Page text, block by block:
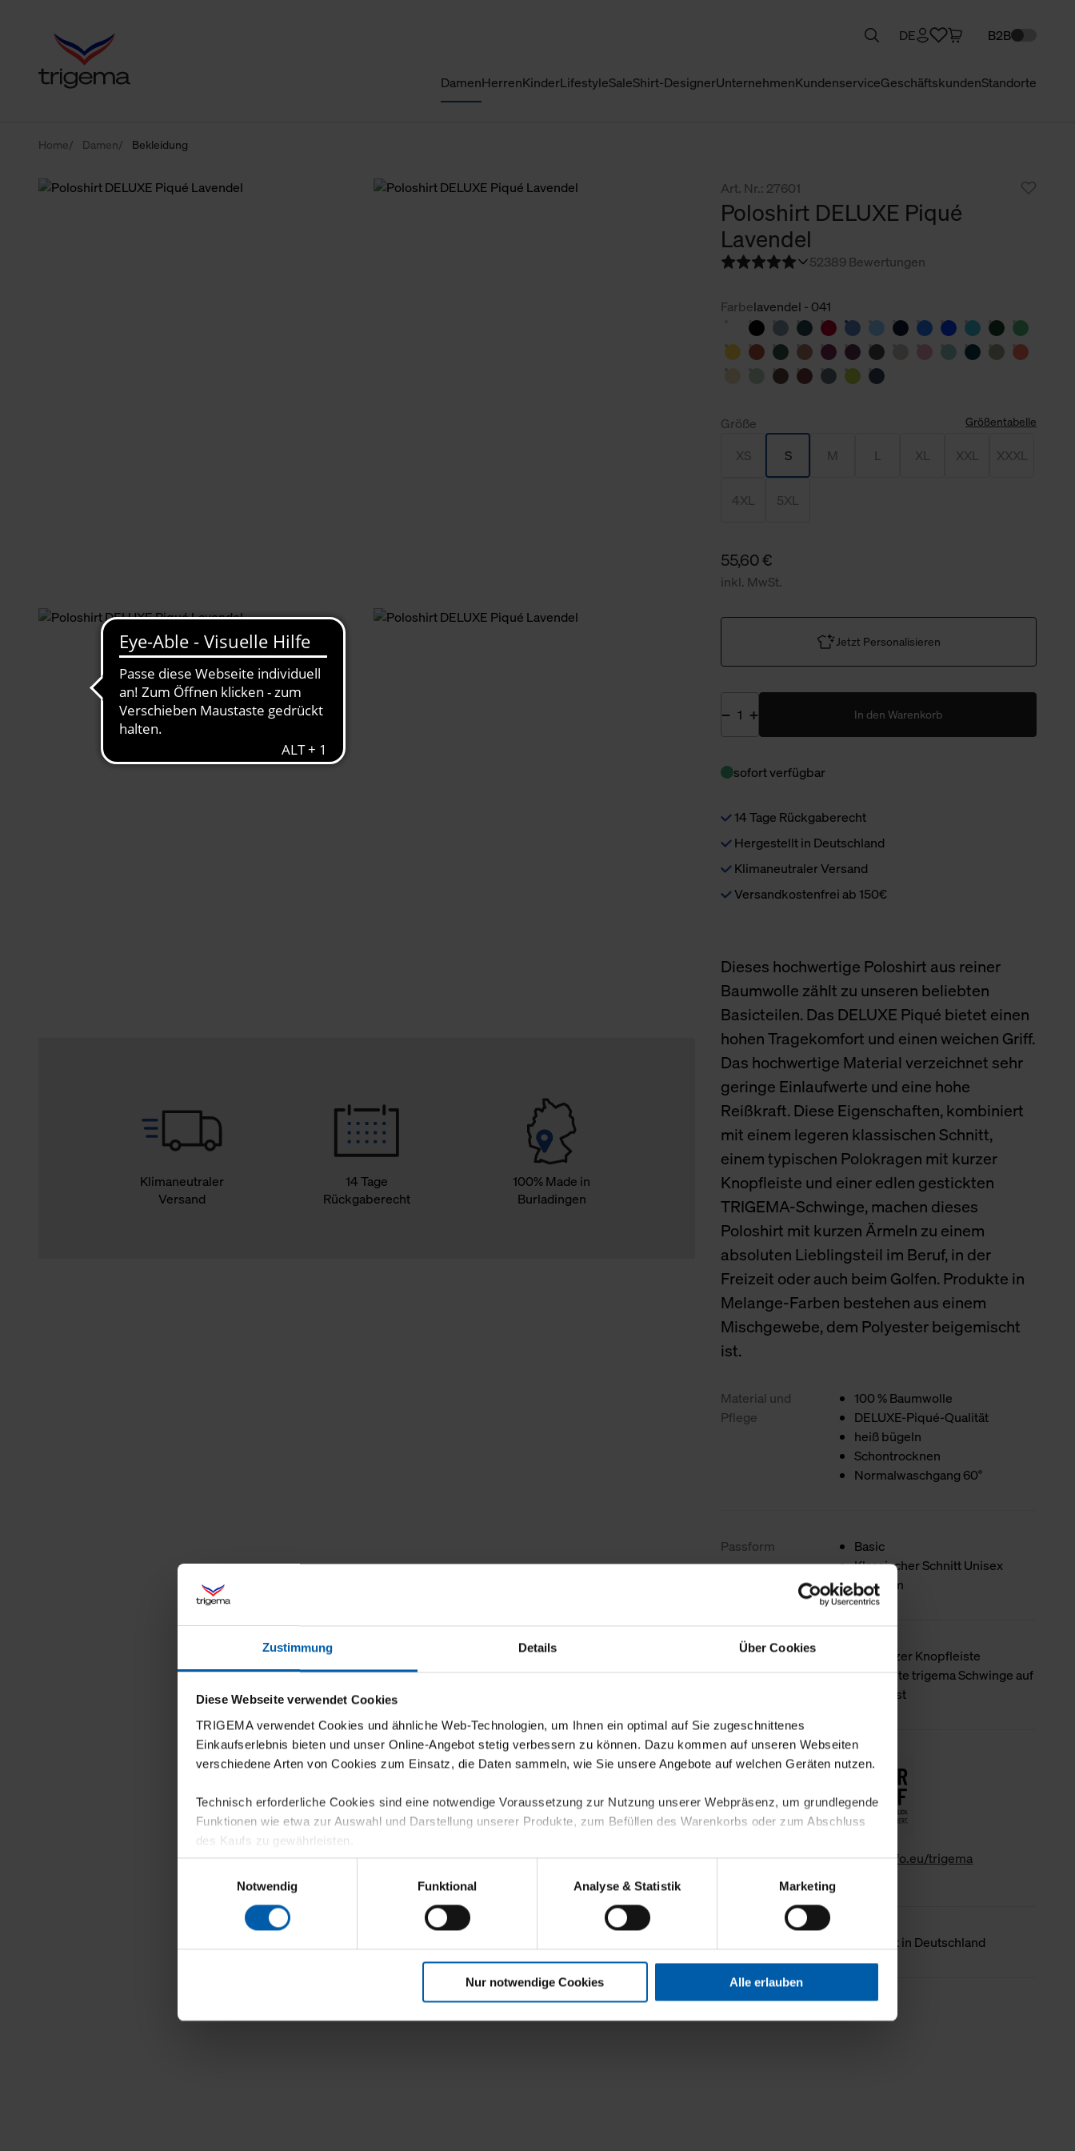
Zustimmung Details Über Cookies
Diese Webseite verwendet Cookies
TRIGEMA verwendet Cookies und ähnliche Web-Technologien, um Ihnen ein optimal auf Sie zugeschnittenes
Einkaufserlebnis bieten und unser Online-Angebot stetig verbessern zu können. Dazu kommen auf unseren Webseiten
verschiedene Arten von Cookies zum Einsatz, die Daten sammeln, wie Sie unsere Angebote auf welchen Geräten nutzen.
Technisch erforderliche Cookies sind eine notwendige Voraussetzung zur Nutzung unserer Webpräsenz, um grundlegende
Funktionen wie etwa zur Auswahl und Darstellung unserer Produkte, zum Befüllen des Warenkorbs oder zum Abschluss
des Kaufs zu gewährleisten.
Für die Darstellung personalisierter Angebote, Anzeigen und Inhalte aufgrund Ihres Nutzerverhaltens und Ihres Profils
sowie für Marketing-, Statistik- und Tracking-Zwecke zur Analyse und Optimierung unserer Webpräsenz speichern wir
personenbezogene Informationen. Diese übermitteln wir in anonymisierter Form an Dritte wie etwa unsere
Klicken Sie auf "Alle erlauben", damit wir alle Cookies und Web-Technologien für Ihr personalisiertes Einkaufserlebnis
verwenden dürfen. Über die jeweiligen Schaltflächen können Sie die Arten der Cookies selbst festlegen, die Sie erlauben
Notwendig
Funktional Analyse & Statistik Marketing
Nur notwendige Cookies Alle erlauben
DamenHerrenKinderLifestyleSaleShirt-DesignerUnternehmenKundenserviceGeschäftskundenStandorte
DE B2B
Home Damen Bekleidung
Klimaneutraler
Versand
14 Tage
Rückgaberecht
100% Made in
Burladingen
Art. Nr.: 27601
Poloshirt DELUXE Piqué
Lavendel
52389 Bewertungen
Farbelavendel - 041
Größe Größentabelle
XS S M L XL XXL XXXL
4XL 5XL
55,60 €
inkl. MwSt.
Jetzt Personalisieren
In den Warenkorb
sofort verfügbar
14 Tage Rückgaberecht
Hergestellt in Deutschland
Klimaneutraler Versand
Versandkostenfrei ab 150€
Dieses hochwertige Poloshirt aus reiner
Baumwolle zählt zu unseren beliebten
Basicteilen. Das DELUXE Piqué bietet einen
hohen Tragekomfort und einen weichen Griff.
Das hochwertige Material verzeichnet sehr
geringe Einlaufwerte und eine hohe
Reißkraft. Diese Eigenschaften, kombiniert
mit einem legeren klassischen Schnitt,
einem typischen Polokragen mit kurzer
Knopfleiste und einer edlen gestickten
TRIGEMA-Schwinge, machen dieses
Poloshirt mit kurzen Ärmeln zu einem
absoluten Lieblingsteil im Beruf, in der
Freizeit oder auch beim Golfen. Produkte in
Melange-Farben bestehen aus einem
Mischgewebe, dem Polyester beigemischt
ist.
Material und
Pflege
100 % Baumwolle
DELUXE-Piqué-Qualität
heiß bügeln
Schontrocknen
Normalwaschgang 60°
Passform
Basic
Klassischer Schnitt Unisex
Halbarm
Produktdetails
Mit kurzer Knopfleiste
Gestickte trigema Schwinge auf
der Brust
Nachhaltigkeit
www.gk-info.eu/trigema
Hergestellt in Deutschland